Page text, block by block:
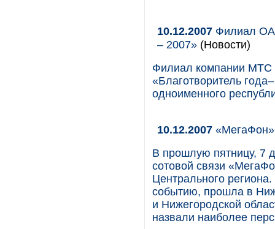
10.12.2007 Филиал
– 2007» (Новости)
Филиал компании МТС
«Благотворитель
одноименного
10.12.2007 «МегаФон»
В прошлую пятницу, 7
сотовой связи
Центрального
событию, прошла в
и Нижегородской
назвали наиболее